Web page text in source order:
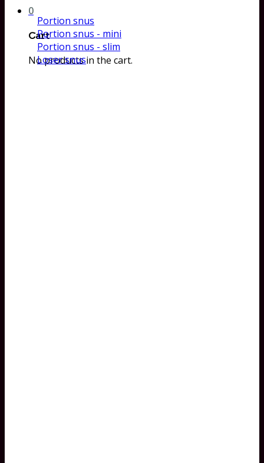
0
Cart
No products in the cart.
Portion snus
Portion snus - mini
Portion snus - slim
Loser snus